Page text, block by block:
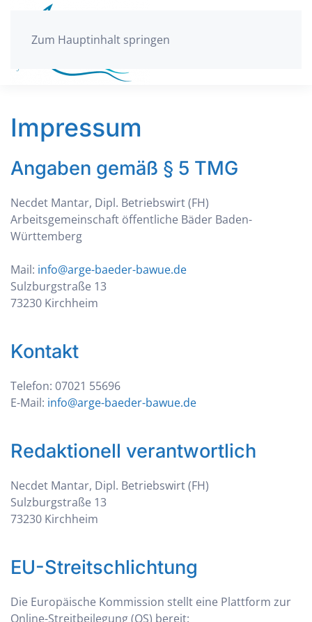
Zum Hauptinhalt springen
Impressum
Angaben gemäß § 5 TMG
Necdet Mantar, Dipl. Betriebswirt (FH)
Arbeitsgemeinschaft öffentliche Bäder Baden-
Württemberg
Mail: info@arge-baeder-bawue.de
Sulzburgstraße 13
73230 Kirchheim
Kontakt
Telefon: 07021 55696
E-Mail: info@arge-baeder-bawue.de
Redaktionell verantwortlich
Necdet Mantar, Dipl. Betriebswirt (FH)
Sulzburgstraße 13
73230 Kirchheim
EU-Streitschlichtung
Die Europäische Kommission stellt eine Plattform zur
Online-Streitbeilegung (OS) bereit: